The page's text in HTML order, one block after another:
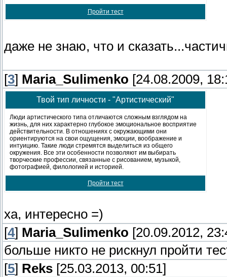
Пройти тест
даже не знаю, что и
[3] Maria_Sulimenko [24.08.2009,
Твой тип личности - "Артистический"
Люди артистического типа отличаются сложным взглядом на
жизнь, для них характерно глубокое эмоциональное восприятие
действительности. В отношениях с окружающими они
ориентируются на свои ощущения, эмоции, воображение и
интуицию. Такие люди стремятся выделиться из общего
окружения. Все эти особенности позволяют им выбирать
творческие профессии, связанные с рисованием, музыкой,
фотографией, филологией и историей.
Пройти тест
ха, интересно =)
[4] Maria_Sulimenko [20.09.2012,
больше никто не рискнул пройти
[5] Reks [25.03.2013, 00:51]